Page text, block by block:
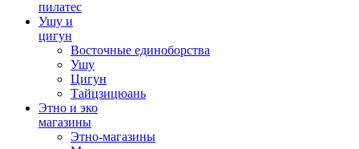
пилатес
Ушу и
цигун
Восточные единоборства
Ушу
Цигун
Тайцзицюань
Этно и эко
магазины
Этно-магазины